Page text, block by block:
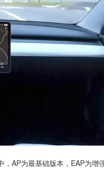
AP为最基础版本，EAP为增